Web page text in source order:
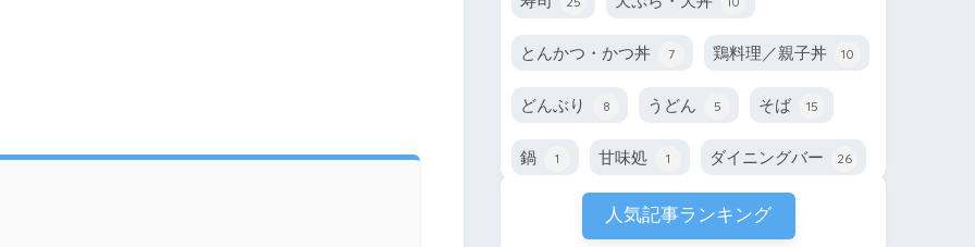
とんかつ・かつ丼 7 鶏料理／親子丼 10
どんぶり 8 うどん 5 そば 15
鍋 1 甘味処 1 ダイニングバー 26
人気記事ランキング